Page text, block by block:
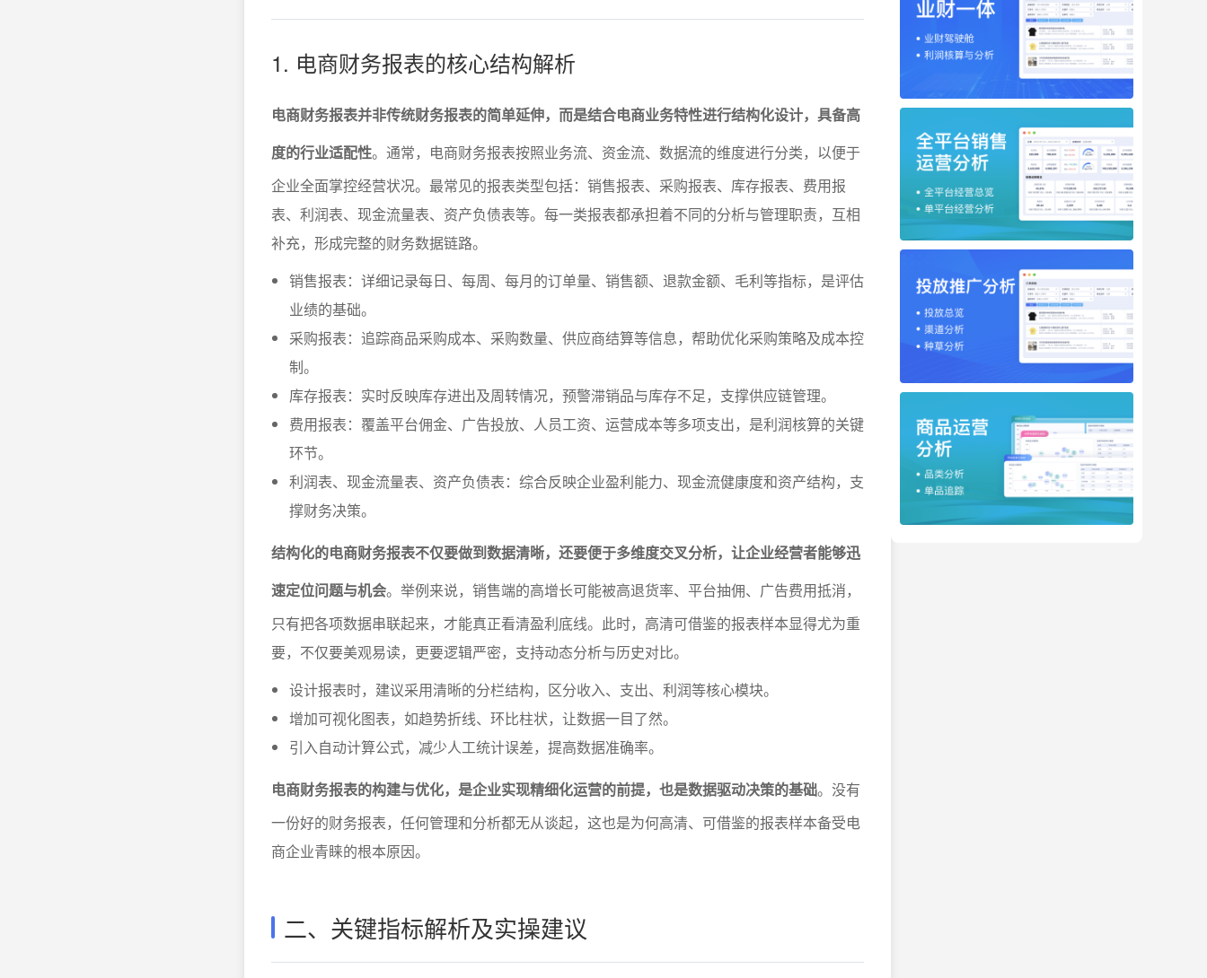
1. 电商财务报表的核心结构解析
电商财务报表并非传统财务报表的简单延伸，而是结合电商业务特性进行结构化设计，具备高
度的行业适配性。通常，电商财务报表按照业务流、资金流、数据流的维度进行分类，以便于
企业全面掌控经营状况。最常见的报表类型包括：销售报表、采购报表、库存报表、费用报
表、利润表、现金流量表、资产负债表等。每一类报表都承担着不同的分析与管理职责，互相
补充，形成完整的财务数据链路。
销售报表：详细记录每日、每周、每月的订单量、销售额、退款金额、毛利等指标，是评估
业绩的基础。
采购报表：追踪商品采购成本、采购数量、供应商结算等信息，帮助优化采购策略及成本控
制。
库存报表：实时反映库存进出及周转情况，预警滞销品与库存不足，支撑供应链管理。
费用报表：覆盖平台佣金、广告投放、人员工资、运营成本等多项支出，是利润核算的关键
环节。
利润表、现金流量表、资产负债表：综合反映企业盈利能力、现金流健康度和资产结构，支
撑财务决策。
结构化的电商财务报表不仅要做到数据清晰，还要便于多维度交叉分析，让企业经营者能够迅
速定位问题与机会。举例来说，销售端的高增长可能被高退货率、平台抽佣、广告费用抵消，
只有把各项数据串联起来，才能真正看清盈利底线。此时，高清可借鉴的报表样本显得尤为重
要，不仅要美观易读，更要逻辑严密，支持动态分析与历史对比。
设计报表时，建议采用清晰的分栏结构，区分收入、支出、利润等核心模块。
增加可视化图表，如趋势折线、环比柱状，让数据一目了然。
引入自动计算公式，减少人工统计误差，提高数据准确率。
电商财务报表的构建与优化，是企业实现精细化运营的前提，也是数据驱动决策的基础。没有
一份好的财务报表，任何管理和分析都无从谈起，这也是为何高清、可借鉴的报表样本备受电
商企业青睐的根本原因。
二、关键指标解析及实操建议